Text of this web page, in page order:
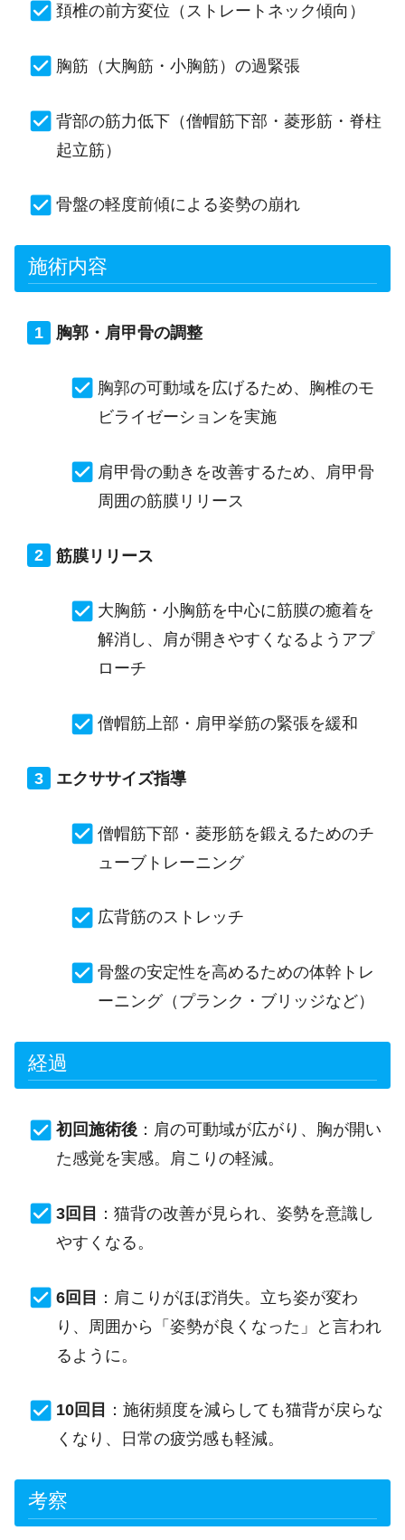
頚椎の前方変位（ストレートネック傾向）
胸筋（大胸筋・小胸筋）の過緊張
背部の筋力低下（僧帽筋下部・菱形筋・脊柱
起立筋）
骨盤の軽度前傾による姿勢の崩れ
施術内容
胸郭・肩甲骨の調整
胸郭の可動域を広げるため、胸椎のモ
ビライゼーションを実施
肩甲骨の動きを改善するため、肩甲骨
周囲の筋膜リリース
筋膜リリース
大胸筋・小胸筋を中心に筋膜の癒着を
解消し、肩が開きやすくなるようアプ
ローチ
僧帽筋上部・肩甲挙筋の緊張を緩和
エクササイズ指導
僧帽筋下部・菱形筋を鍛えるためのチ
ューブトレーニング
広背筋のストレッチ
骨盤の安定性を高めるための体幹トレ
ーニング（プランク・ブリッジなど）
経過
初回施術後 ：肩の可動域が広がり、胸が開い
た感覚を実感。肩こりの軽減。
3回目
：猫背の改善が見られ、姿勢を意識し
やすくなる。
6回目
：肩こりがほぼ消失。立ち姿が変わ
り、周囲から「姿勢が良くなった」と言われ
るように。
10回目
：施術頻度を減らしても猫背が戻らな
くなり、日常の疲労感も軽減。
考察